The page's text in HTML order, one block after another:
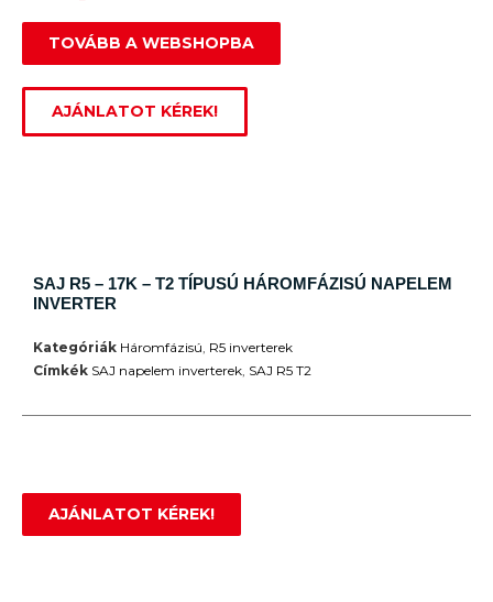
TOVÁBB A WEBSHOPBA
AJÁNLATOT KÉREK!
SAJ R5 – 17K – T2 TÍPUSÚ HÁROMFÁZISÚ NAPELEM
INVERTER
Kategóriák Háromfázisú R5 inverterek
Címkék SAJ napelem inverterek SAJ R5 T2
AJÁNLATOT KÉREK!